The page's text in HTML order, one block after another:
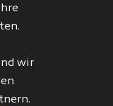
wir